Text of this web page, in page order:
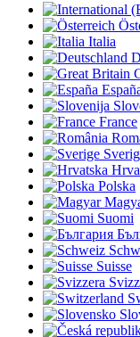
Italia
France
Polska
Suomi
Suisse